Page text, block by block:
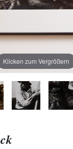
Klicken zum Vergrößern